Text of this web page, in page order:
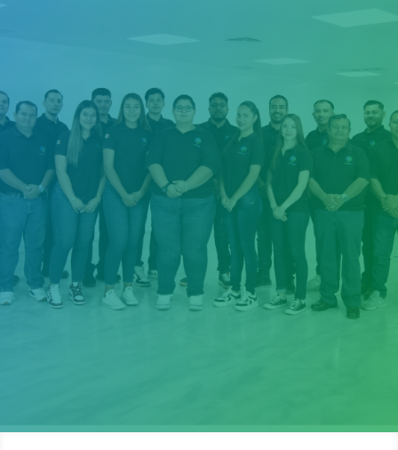
electrónica, farmacéutica, automotriz,
alimenticia y aeroespacial en temas
de conceptualización, diseño,
construcción y puesta en Marcha de
áreas limpias y las partes que las
forman.